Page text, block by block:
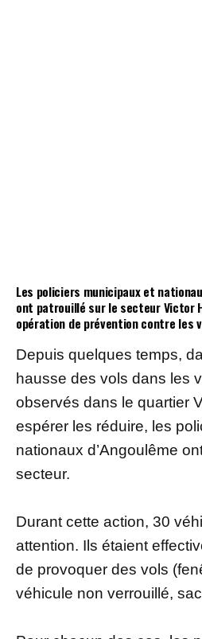
Les policiers municipaux et
ont patrouillé sur le secteur Victor
opération de prévention contre les
Depuis quelques temps,
hausse des vols dans les
observés dans le quartier
espérer les réduire, les
nationaux d’Angoulême
secteur.
Durant cette action, 30
attention. Ils étaient
de provoquer des vols
véhicule non verrouillé,